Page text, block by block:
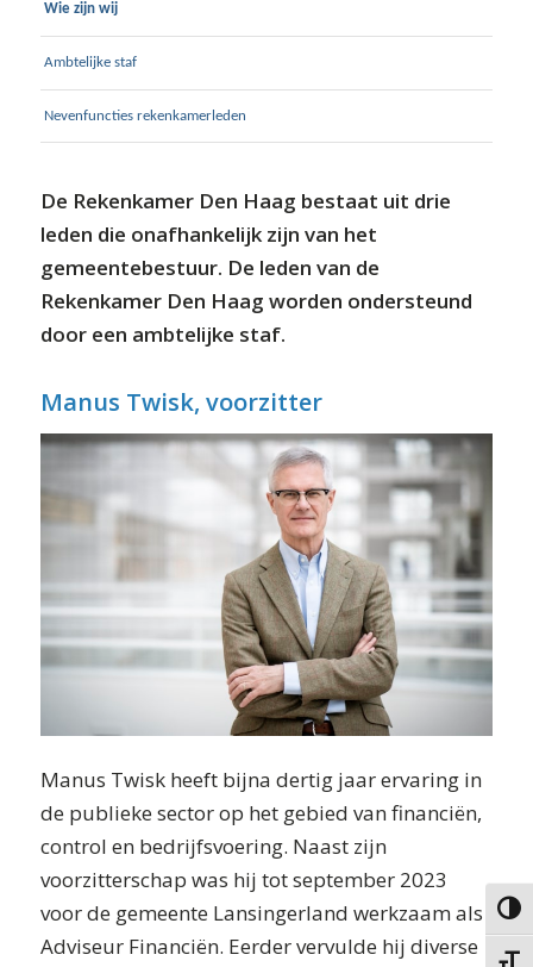
Wie zijn wij
Ambtelijke staf
Nevenfuncties rekenkamerleden
De Rekenkamer Den Haag bestaat uit drie
leden die onafhankelijk zijn van het
gemeentebestuur. De leden van de
Rekenkamer Den Haag worden ondersteund
door een ambtelijke staf.
Manus Twisk, voorzitter
Manus Twisk heeft bijna dertig jaar ervaring in
de publieke sector op het gebied van financiën,
control en bedrijfsvoering. Naast zijn
voorzitterschap was hij tot september 2023
voor de gemeente Lansingerland werkzaam als
Adviseur Financiën. Eerder vervulde hij diverse